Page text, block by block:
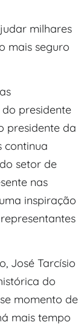
milhares
mais seguro
presidente
presidente da
continua
setor de
nas
inspiração
José Tarcísio
do
momento de
mais tempo